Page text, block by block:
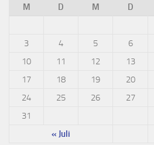
M
D M D
3
4 5 6
10
11 12 13
17
18 19 20
24
25 26 27
31
« Juli